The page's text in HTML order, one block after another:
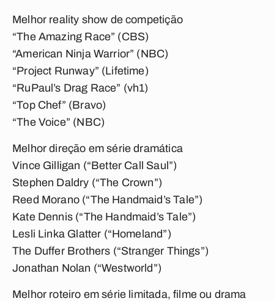
Melhor reality show de competição
“The Amazing Race” (CBS)
“American Ninja Warrior” (NBC)
“Project Runway” (Lifetime)
“RuPaul’s Drag Race” (vh1)
“Top Chef” (Bravo)
“The Voice” (NBC)
Melhor direção em série dramática
Vince Gilligan (“Better Call Saul”)
Stephen Daldry (“The Crown”)
Reed Morano (“The Handmaid’s Tale”)
Kate Dennis (“The Handmaid’s Tale”)
Lesli Linka Glatter (“Homeland”)
The Duffer Brothers (“Stranger Things”)
Jonathan Nolan (“Westworld”)
Melhor roteiro em série limitada, filme ou drama